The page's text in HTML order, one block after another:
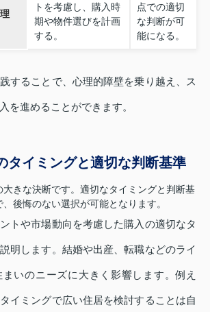
トを考慮し、購入時
期や物件選びを計画
する。
点での適切
な判断が可
能になる。
することで、心理的障壁を乗り越え、ス
を進めることができます。
タイミングと適切な判断基準
きな決断です。適切なタイミングと判断基
後悔のない選択が可能となります。
トや市場動向を考慮した購入の適切なタ
明します。結婚や出産、転職などのライ
いのニーズに大きく影響します。例え
イミングで広い住居を検討することは自